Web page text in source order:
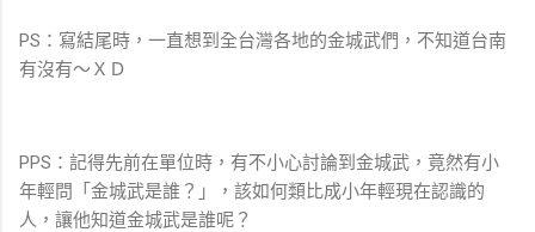
PS：寫結尾時，一直想到全台灣各地的金城武們，不知道台南
有沒有～ＸＤ
PPS：記得先前在單位時，有不小心討論到金城武，竟然有小
年輕問「金城武是誰？」，該如何類比成小年輕現在認識的
人，讓他知道金城武是誰呢？